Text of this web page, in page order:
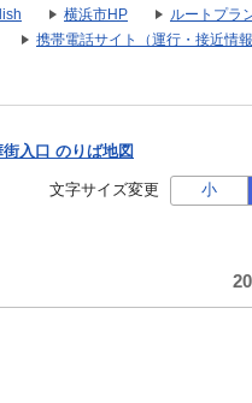
横浜市HP ルートプラ
携帯電話サイト（運行・接近情報
街入口 のりば地図
文字サイズ変更 小